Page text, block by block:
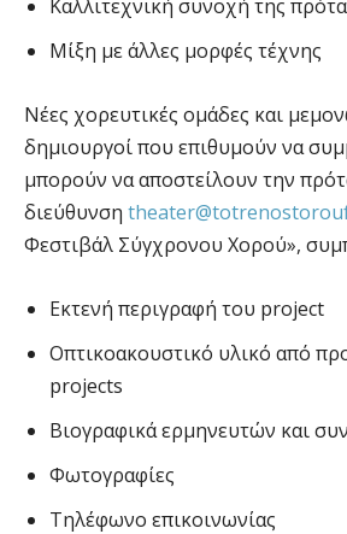
Καλλιτεχνική συνοχή της
Μίξη με άλλες μορφές τέχνης
Νέες χορευτικές ομάδες και
δημιουργοί που επιθυμούν να
μπορούν να αποστείλουν την
διεύθυνση
Φεστιβάλ Σύγχρονου Χορού»,
Εκτενή περιγραφή του project
Οπτικοακουστικό υλικό από
projects
Βιογραφικά ερμηνευτών και
Φωτογραφίες
Τηλέφωνο επικοινωνίας